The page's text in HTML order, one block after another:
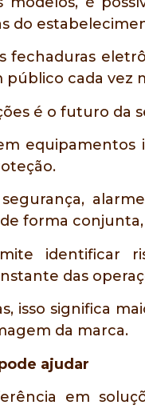
do
fechaduras
público cada vez
é o futuro da
forma
identificar
das
isso significa
da marca.
ajudar
em